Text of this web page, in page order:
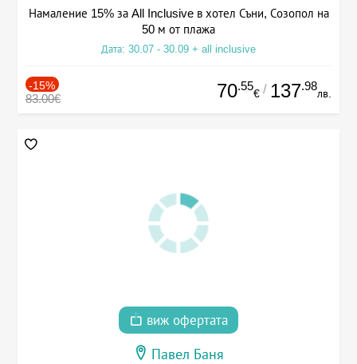
Намаление 15% за All Inclusive в хотел Съни, Созопол на
50 м от плажа
Дата: 30.07 - 30.09 + all inclusive
-15%
83.00€ 70.55
€ / 137.98
лв.
виж офертата
Павел Баня